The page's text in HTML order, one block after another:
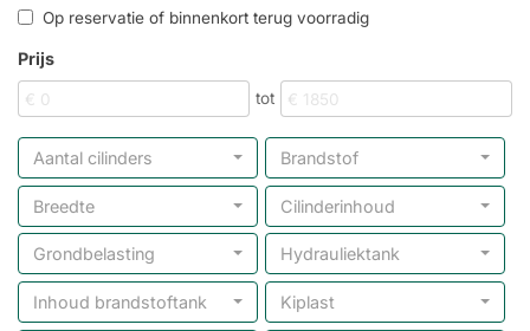
Op reservatie of binnenkort terug voorradig
Prijs
tot
Aantal cilinders Brandstof
Breedte Cilinderinhoud
Grondbelasting Hydrauliektank
Inhoud brandstoftank Kiplast